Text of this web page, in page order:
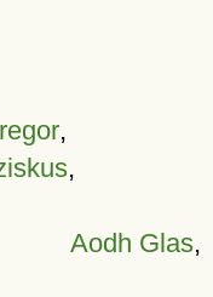
,
,
Aodh Glas,